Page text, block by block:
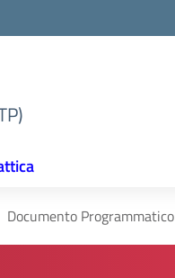
Documento Programmatico